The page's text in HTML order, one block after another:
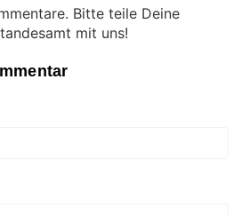
Bitte teile Deine
mit uns!